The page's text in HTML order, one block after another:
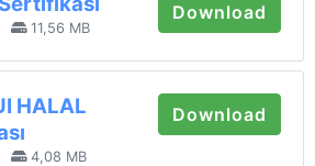
11,56 MB
Download
HALAL
4,08 MB
Download